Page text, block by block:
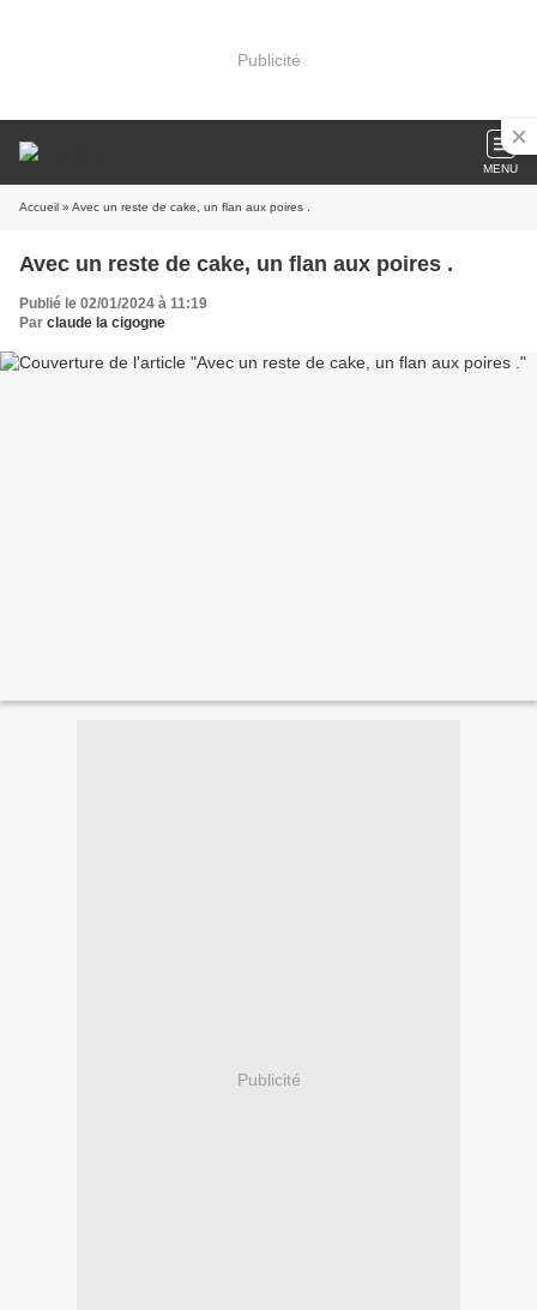
Publicité
MENU
Accueil » Avec un reste de cake, un flan aux poires .
Avec un reste de cake, un flan aux poires .
Publié le 02/01/2024 à 11:19
Par claude la cigogne
Publicité